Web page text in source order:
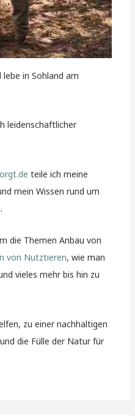
in Sohland am
leidenschaftlicher
teile ich meine
mein Wissen rund um
die Themen Anbau von
von Nutztieren, wie man
vieles mehr bis hin zu
zu einer nachhaltigen
die Fülle der Natur für